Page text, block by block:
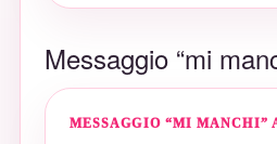
Messaggio “mi
MESSAGGIO “MI MANCHI”